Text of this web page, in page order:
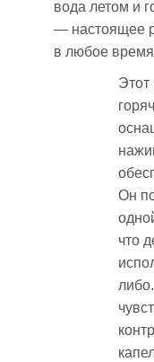
вода летом и
— настоящее
в любое время
Этот
Он
что